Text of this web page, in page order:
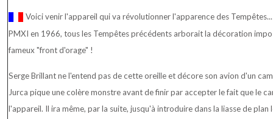
Voici venir l'appareil qui va révolutionner l'apparence des
PMXI en 1966, tous les Tempêtes précédents arborait la décoration
fameux "front d'orage" !
Serge Brillant ne l'entend pas de cette oreille et décore son avion d'un
Jurca pique une colère monstre avant de finir par accepter le fait que le
l'appareil. Il ira même, par la suite, jusqu'à introduire dans la liasse de plan